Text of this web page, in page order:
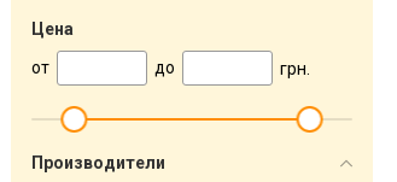
Цена
от
до грн.
Производители